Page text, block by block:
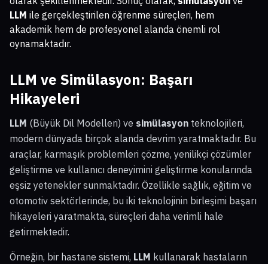
LLM ile gerçekleştirilen öğrenme süreçleri, hem
akademik hem de profesyonel alanda önemli rol
oynamaktadır.
LLM ve Simülasyon: Başarı
Hikayeleri
LLM (Büyük Dil Modelleri) ve simülasyon teknolojileri,
modern dünyada birçok alanda devrim yaratmaktadır. Bu
araçlar, karmaşık problemleri çözme, yenilikçi çözümler
geliştirme ve kullanıcı deneyimini geliştirme konularında
eşsiz yetenekler sunmaktadır. Özellikle sağlık, eğitim ve
otomotiv sektörlerinde, bu iki teknolojinin birleşimi başarı
hikayeleri yaratmakta, süreçleri daha verimli hale
getirmektedir.
Örneğin, bir hastane sistemi, LLM kullanarak hastaların